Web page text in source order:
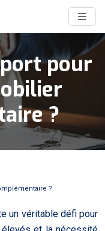
pour
?
?
un véritable défi pour